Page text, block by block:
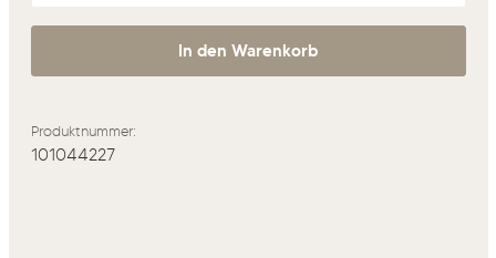
In den Warenkorb
Produktnummer:
101044227